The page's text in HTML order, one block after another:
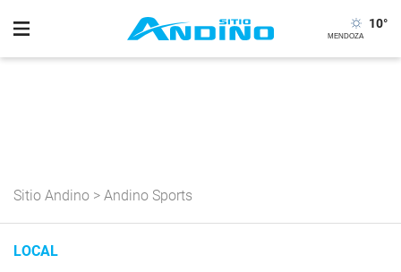
10°
Sitio Andino > Andino Sports
LOCAL